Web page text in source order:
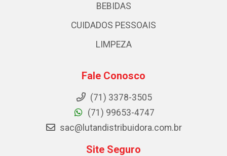
BEBIDAS
CUIDADOS PESSOAIS
LIMPEZA
Fale Conosco
(71) 3378-3505
(71) 99653-4747
sac@lutandistribuidora.com.br
Site Seguro